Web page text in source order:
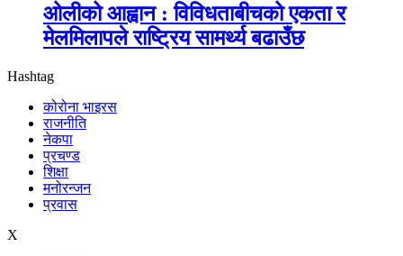
ओलीको आह्वान : विविधताबीचको एकता र
मेलमिलापले राष्ट्रिय सामर्थ्य बढाउँछ
Hashtag
कोरोना भाइरस
राजनीति
नेकपा
प्रचण्ड
शिक्षा
मनोरन्जन
प्रवास
X